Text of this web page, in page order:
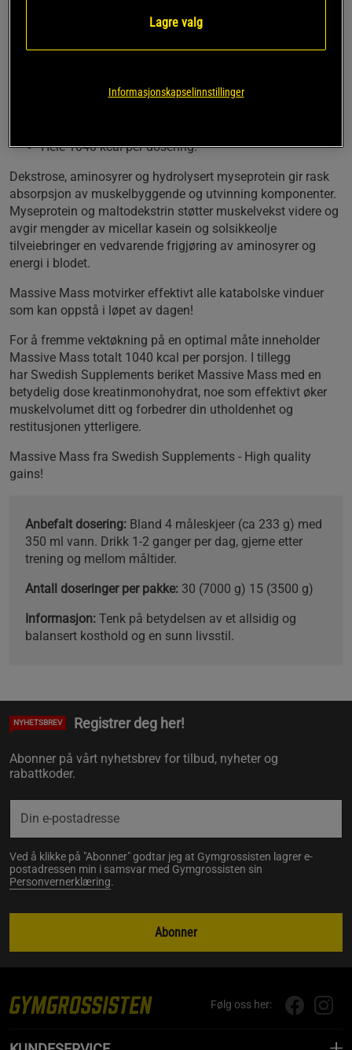
muskelvolum
Hele 1040 kcal per dosering!
Dekstrose, aminosyrer og hydrolysert myseprotein gir rask
absorpsjon av muskelbyggende og utvinning komponenter.
Myseprotein og maltodekstrin støtter muskelvekst videre og
avgir mengder av micellar kasein og solsikkeolje
tilveiebringer en vedvarende frigjøring av aminosyrer og
energi i blodet.
Massive Mass motvirker effektivt alle katabolske vinduer
som kan oppstå i løpet av dagen!
For å fremme vektøkning på en optimal måte inneholder
Massive Mass totalt 1040 kcal per porsjon. I tillegg
har Swedish Supplements beriket Massive Mass med en
betydelig dose kreatinmonohydrat, noe som effektivt øker
muskelvolumet ditt og forbedrer din utholdenhet og
restitusjonen ytterligere.
Massive Mass fra Swedish Supplements - High quality
gains!
Anbefalt dosering: Bland 4 måleskjeer (ca 233 g) med
350 ml vann. Drikk 1-2 ganger per dag, gjerne etter
trening og mellom måltider.
Antall doseringer per pakke: 30 (7000 g) 15 (3500 g)
Informasjon: Tenk på betydelsen av et allsidig og
balansert kosthold og en sunn livsstil.
NYHETSBREV Registrer deg her!
Abonner på vårt nyhetsbrev for tilbud, nyheter og
rabattkoder.
Ved å klikke på "Abonner" godtar jeg at Gymgrossisten lagrer e-
postadressen min i samsvar med Gymgrossisten sin
Personvernerklæring.
Abonner
Følg oss her:
Lagre valg
Informasjonskapselinnstillinger